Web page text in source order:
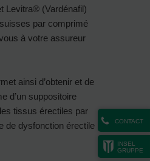
CONTACT
INSEL
GRUPPE
Levitra® (Vardénafil)
par comprimé
à votre assureur
ainsi d’obtenir et de
d’un suppositoire
tissus érectiles par
de dysfonction érectile